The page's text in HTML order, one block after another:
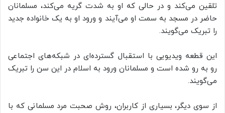
تلقین می‌کند و در حالی که او به شدت گریه می‌کند، مسلمانان
حاضر در مسجد به سمت او می‌آیند و ورود او به یک خانواده جدید
را تبریک می‌گویند.
این قطعه ویدیویی با استقبال گسترده‌ای در شبکه‌های اجتماعی
رو به رو شده است و مسلمانان ورود به اسلام در این سن را تبریک
می‌گویند.
از سوی دیگر، بسیاری از کاربران، روش صحبت مرد مسلمانی که با